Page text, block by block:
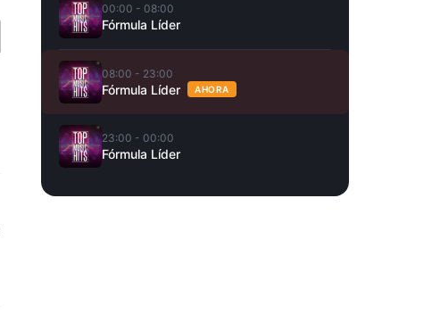
00:00 - 08:00
Fórmula Líder
08:00 - 23:00
Fórmula Líder AHORA
23:00 - 00:00
Fórmula Líder